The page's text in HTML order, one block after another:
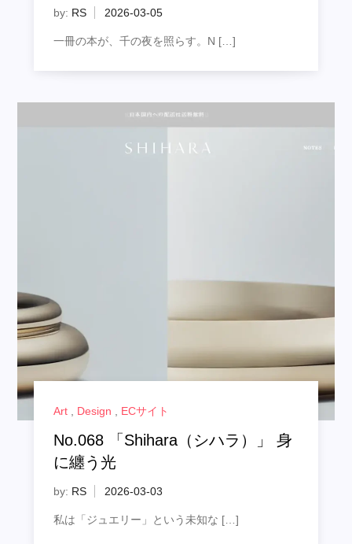
by: RS
一冊の本が、千の夜を照らす。N […]
Art, Design ECサイト
No.068 「Shihara（シハラ）」 身
に纏う光
by: RS
私は「ジュエリー」という未知な […]